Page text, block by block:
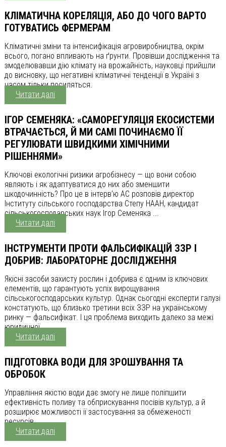
КЛІМАТИЧНА КОРЕЛЯЦІЯ, АБО ДО ЧОГО ВАРТО
ГОТУВАТИСЬ ФЕРМЕРАМ
Кліматичні зміни та інтенсифікація агровиробництва, окрім
всього, погано впливають на ґрунти. Провівши дослідження та
змоделювавши дію клімату на врожайність, науковці прийшли
до висновку, що негативні кліматичні тенденції в Україні з
часом тільки посиляться.
Читати далі
ІГОР СЕМЕНЯКА: «САМОРЕГУЛЯЦІЯ ЕКОСИСТЕМИ
ВТРАЧАЄТЬСЯ, Й МИ САМІ ПОЧИНАЄМО ЇЇ
РЕГУЛЮВАТИ ШВИДКИМИ ХІМІЧНИМИ
РІШЕННЯМИ»
Ключові екологічні ризики агробізнесу — що вони собою
являють і як адаптуватися до них або зменшити
шкодочинність? Про це в інтерв’ю АС розповів директор
Інституту сільського господарства Степу НААН, кандидат
сільськогосподарських наук Ігор Семеняка ...
Читати далі
ІНСТРУМЕНТИ ПРОТИ ФАЛЬСИФІКАЦІЙ ЗЗР І
ДОБРИВ: ЛАБОРАТОРНЕ ДОСЛІДЖЕННЯ
Якісні засоби захисту рослин і добрива є одним із ключових
елементів, що гарантують успіх вирощування
сільськогосподарських культур. Однак сьогодні експерти галузі
констатують, що близько третини всіх ЗЗР на українському
ринку — фальсифікат. І ця проблема виходить далеко за межі
юридичної ...
Читати далі
ПІДГОТОВКА ВОДИ ДЛЯ ЗРОШУВАННЯ ТА
ОБРОБОК
Управління якістю води дає змогу не лише поліпшити
ефективність поливу та обприскування посівів культур, а й
розширює можливості її застосування за обмеженості
ресурсів.
Читати далі